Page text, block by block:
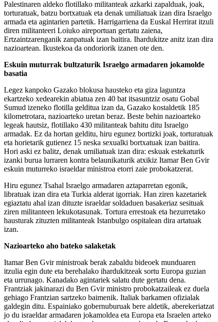
Palestinaren aldeko flotillako militanteak azkarki zapalduak, joak,
torturatuak, batzu bortxatuak eta denak umiliatuak izan dira Israelgo
armada eta agintarien partetik. Harrigarriena da Euskal Herrirat itzuli
diren militanteeri Loiuko aireportuan gertatu zaiena,
Ertzaintzarenganik zanpatuak izan baitira. Ihardukitze anitz izan dira
nazioartean. Ikustekoa da ondoriorik izanen ote den.
Eskuin muturrak bultzaturik Israelgo armadaren jokamolde
basatia
Legez kanpoko Gazako blokusa hausteko eta giza laguntza
ekartzeko xedearekin abiatua zen 40 bat itsasuntziz osatu Gobal
Sumud izeneko flotilla gelditua izan da, Gazako kostaldetik 185
kilometrotara, nazioarteko uretan beraz. Beste behin nazioarteko
legeak hautsiz, flotillako 430 militanteak bahitu ditu Israelgo
armadak. Ez da hortan gelditu, hiru egunez bortizki joak, torturatuak
eta horietarik gutienez 15 neska sexualki bortxatuak izan baitira.
Hori aski ez balitz, denak umiliatuak izan dira: eskuak estekaturik
izanki burua lurraren kontra belaunikaturik atxikiz Itamar Ben Gvir
eskuin muturreko israeldar ministroa etorri zaie probokatzerat.
Hiru egunez Tsahal Israelgo armadaren aztaparretan egonik,
libratuak izan dira eta Turkia alderat igorriak. Han ziren kazetariek
egiaztatu ahal izan dituzte israeldar soldaduen basakeriaz sesituak
ziren militanteen lekukotasunak. Tortura errestoak eta hezurretako
hausturak zituzten militanteak Istanbulgo ospitalean dira artatuak
izan.
Nazioarteko aho bateko salaketak
Itamar Ben Gvir ministroak berak zabaldu bideoek munduaren
itzulia egin dute eta berehalako ihardukitzeak sortu Europa guzian
eta urrunago. Kanadako agintariek salatu dute gertatu dena.
Frantziak jakinarazi du Ben Gvir ministro probokatzaileak ez duela
gehiago Frantzian sartzeko baimenik. Italiak barkamen ofizialak
galdegin ditu. Espainiako gobernuburuak bere aldetik, aberekeriatzat
jo du israeldar armadaren jokamoldea eta Europa eta Israelen arteko